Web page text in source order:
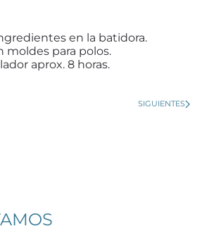
en la batidora.
moldes para polos.
aprox. 8 horas.
SIGUIENTES